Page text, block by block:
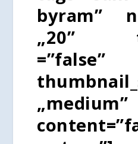
byram”
„20”
=”false”
„medium”